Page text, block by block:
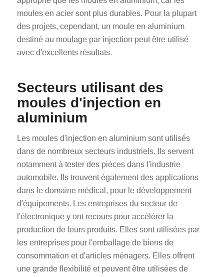
moules en acier sont plus durables. Pour la plupart
des projets, cependant, un moule en aluminium
destiné au moulage par injection peut être utilisé
avec d'excellents résultats.
Secteurs utilisant des
moules d'injection en
aluminium
Les moules d'injection en aluminium sont utilisés
dans de nombreux secteurs industriels. Ils servent
notamment à tester des pièces dans l'industrie
automobile. Ils trouvent également des applications
dans le domaine médical, pour le développement
d'équipements. Les entreprises du secteur de
l'électronique y ont recours pour accélérer la
production de leurs produits. Elles sont utilisées par
les entreprises pour l'emballage de biens de
consommation et d'articles ménagers. Elles offrent
une grande flexibilité et peuvent être utilisées de